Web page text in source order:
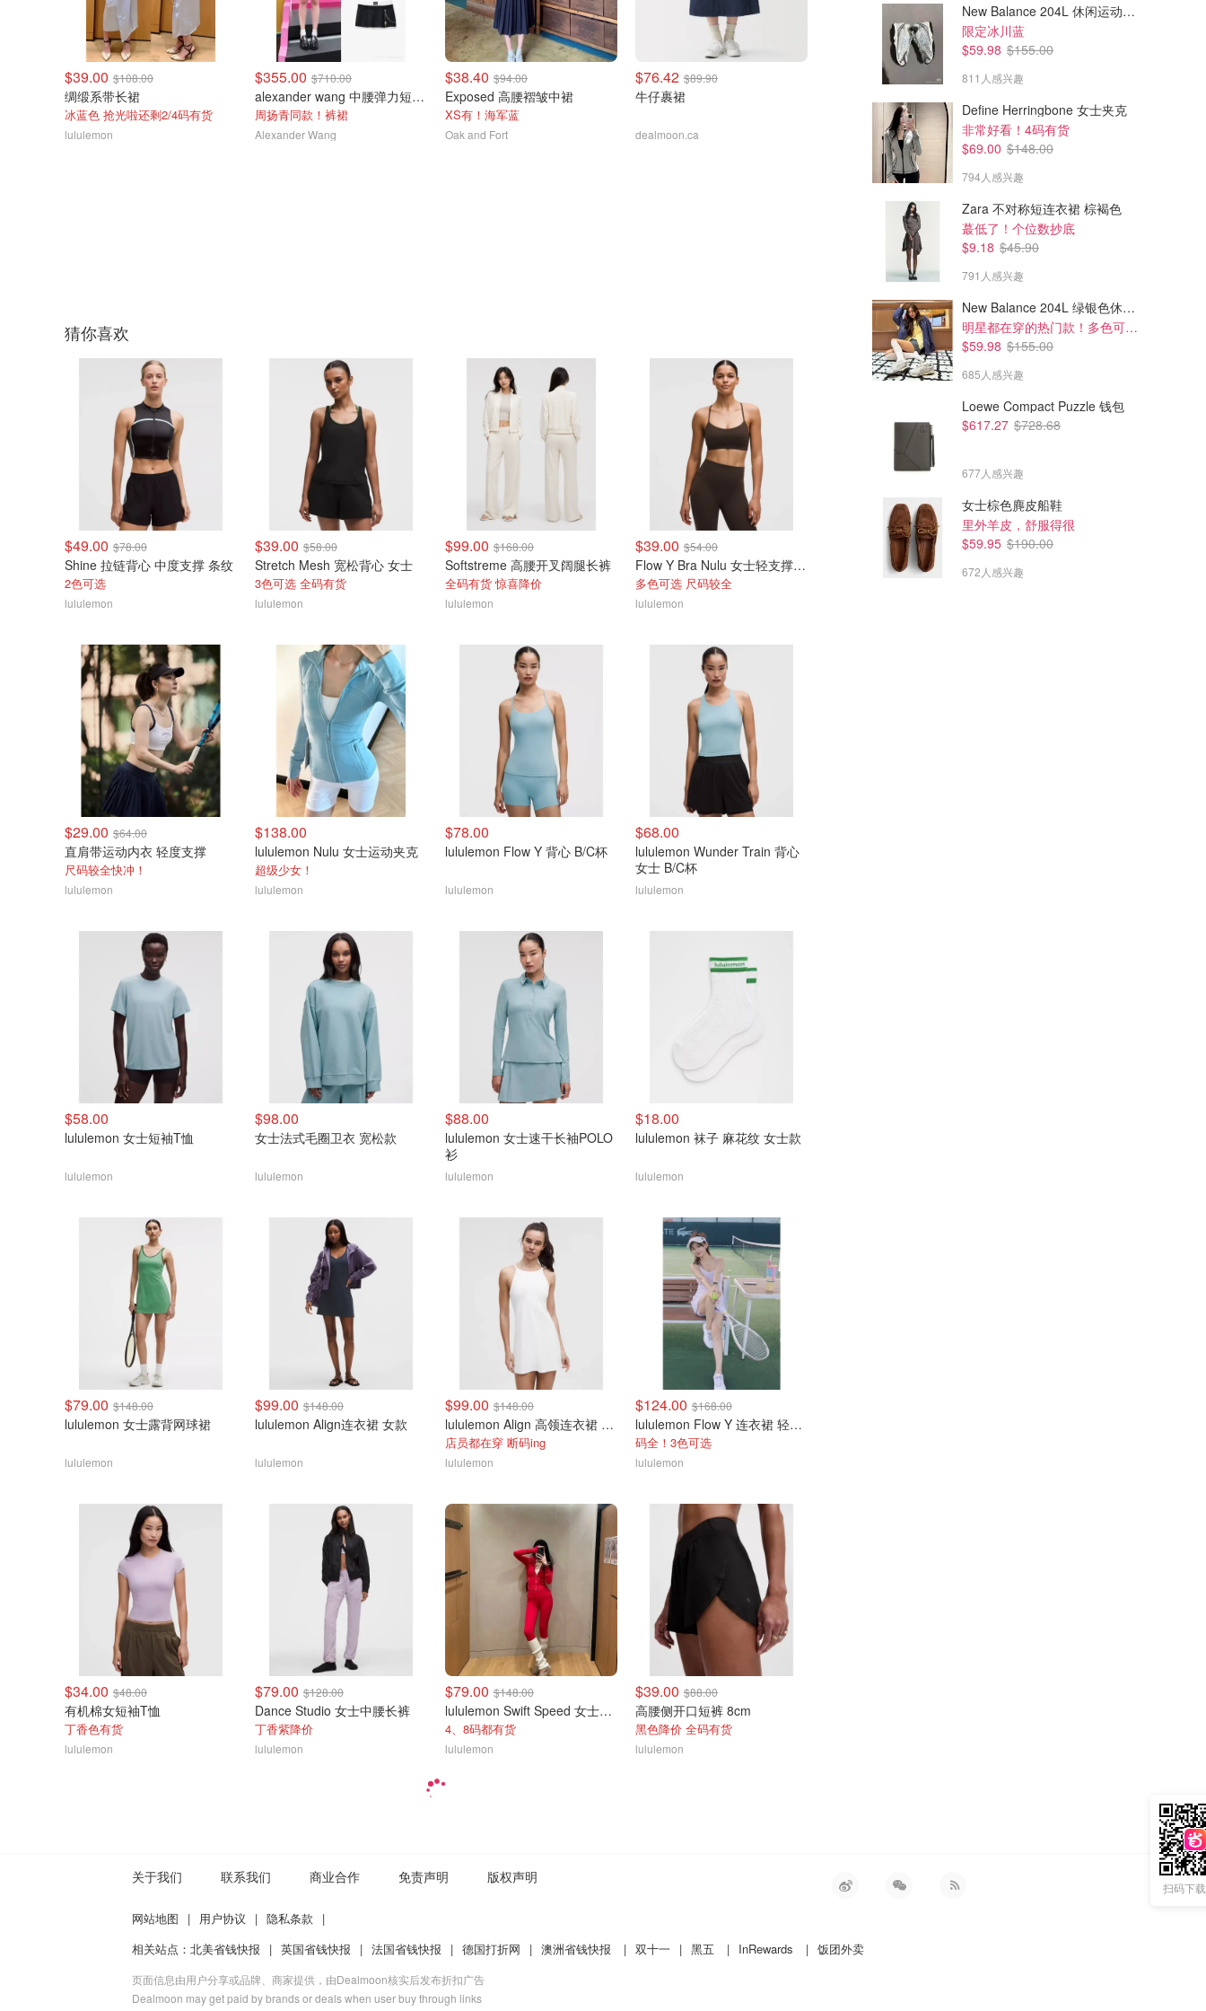
$39.00 $108.00
绸缎系带长裙
冰蓝色 抢光啦还剩2/4码有货
lululemon
$355.00 $710.00
alexander wang 中腰弹力短裙 黑色
周扬青同款！裤裙
Alexander Wang
$38.40 $94.00
Exposed 高腰褶皱中裙
XS有！海军蓝
Oak and Fort
$76.42 $89.90
牛仔裹裙
dealmoon.ca
$110.00
亚麻款 凉快又时髦
$46.40
Aritzia
猜你喜欢
$49.00 $78.00
Shine 拉链背心 中度支撑 条纹
2色可选
lululemon
$39.00 $58.00
Stretch Mesh 宽松背心 女士
3色可选 全码有货
lululemon
$99.00 $168.00
Softstreme 高腰开叉阔腿长裤
全码有货 惊喜降价
lululemon
$39.00 $54.00
Flow Y Bra Nulu 女士轻支撑文胸
多色可选 尺码较全
lululemon
$29.00 $64.00
直肩带运动内衣 轻度支撑
尺码较全快冲！
lululemon
$138.00
lululemon Nulu 女士运动夹克
超级少女！
lululemon
$78.00
lululemon Flow Y 背心 B/C杯
lululemon
$68.00
lululemon Wunder Train 背心
女士 B/C杯
lululemon
$58.00
lululemon 女士短袖T恤
lululemon
$98.00
女士法式毛圈卫衣 宽松款
lululemon
$88.00
lululemon 女士速干长袖POLO
衫
lululemon
$18.00
lululemon 袜子 麻花纹 女士款
lululemon
$79.00 $148.00
lululemon 女士露背网球裙
lululemon
$99.00 $148.00
lululemon Align连衣裙 女款
lululemon
$99.00 $148.00
lululemon Align 高领连衣裙 A/B杯
店员都在穿 断码ing
lululemon
$124.00 $168.00
lululemon Flow Y 连衣裙 轻支撑 B/C杯
码全！3色可选
lululemon
$34.00 $48.00
有机棉女短袖T恤
丁香色有货
lululemon
$79.00 $128.00
Dance Studio 女士中腰长裤
丁香紫降价
lululemon
$79.00 $148.00
lululemon Swift Speed 女士高腰紧身裤
4、8码都有货
lululemon
$39.00 $88.00
高腰侧开口短裤 8cm
黑色降价 全码有货
lululemon
New Balance 204L 休闲运动鞋 蓝银色
限定冰川蓝
$59.98 $155.00
811人感兴趣
Define Herringbone 女士夹克
非常好看！4码有货
$69.00 $148.00
794人感兴趣
Zara 不对称短连衣裙 棕褐色
蕞低了！个位数抄底
$9.18 $45.90
791人感兴趣
New Balance 204L 绿银色休闲鞋
明星都在穿的热门款！多色可选 3.8折
$59.98 $155.00
685人感兴趣
Loewe Compact Puzzle 钱包
$617.27 $728.68
677人感兴趣
女士棕色麂皮船鞋
里外羊皮，舒服得很
$59.95 $190.00
672人感兴趣
扫码下
关于我们 联系我们 商业合作 免责声明 版权声明
网站地图 | 用户协议 | 隐私条款
|
相关站点： 北美省钱快报 | 英国省钱快报 | 法国省钱快报 | 德国打折网 | 澳洲省钱快报 | 双十一 | 黑五 | InRewards | 饭团外卖
页面信息由用户分享或品牌、商家提供，由Dealmoon核实后发布折扣广告
Dealmoon may get paid by brands or deals when user buy through links